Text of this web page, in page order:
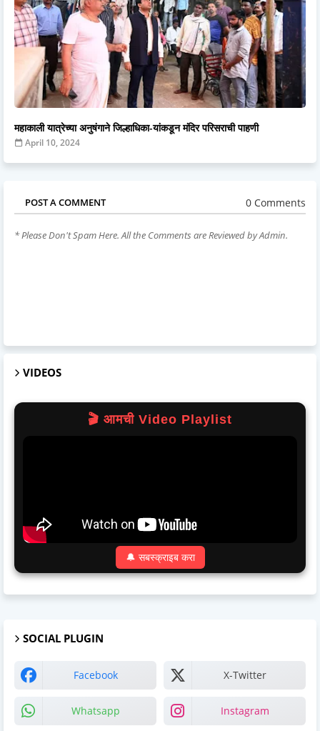
महाकाली यात्रेच्या अनुषंगाने जिल्हाधिका-यांकडून मंदिर परिसराची पाहणी
April 10, 2024
POST A COMMENT 0 Comments
* Please Don't Spam Here. All the Comments are Reviewed by Admin.
VIDEOS
🎬 आमची Video Playlist
🔔 सबस्क्राइब करा
SOCIAL PLUGIN
Facebook X-Twitter
Whatsapp Instagram